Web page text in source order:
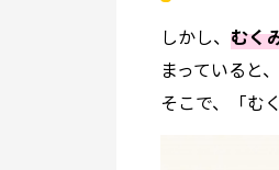
しかし、 むく
まっていると
そこで、「む